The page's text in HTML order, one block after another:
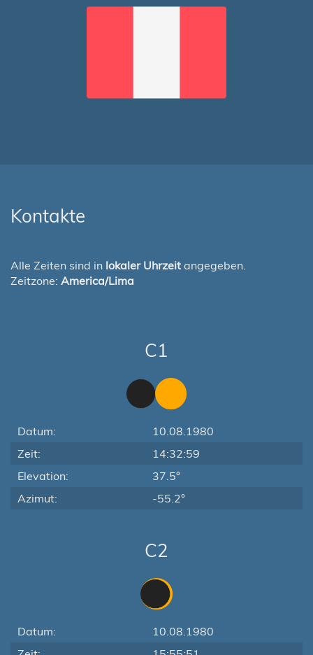
Kontakte
Alle Zeiten sind in lokaler Uhrzeit angegeben.
Zeitzone: America/Lima
C1
Datum:
10.08.1980
Zeit:
14:32:59
Elevation:
37.5°
Azimut:
-55.2°
C2
Datum:
10.08.1980